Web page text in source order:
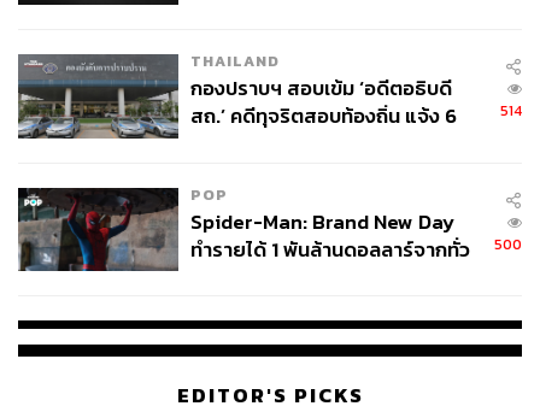
THAILAND
กองปราบฯ สอบเข้ม ‘อดีตอธิบดี
สถ.’ คดีทุจริตสอบท้องถิ่น แจ้ง 6
514
POP
Spider-Man: Brand New Day
ทำรายได้ 1 พันล้านดอลลาร์จากทั่ว
500
EDITOR'S PICKS